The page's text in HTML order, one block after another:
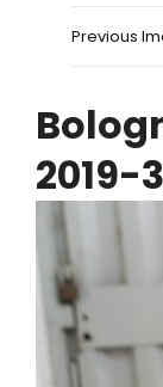
Previous
2019-